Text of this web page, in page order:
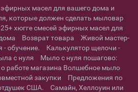
эфирных масел для вашего дома и
которые должен сделать мыловар
25+ хюгге смесей эфирных масел для
Возврат товара
Живой мастер-
- обучение.
Калькулятор щелочи -
с нуля
Мыло с нуля пошагово:
работе магазина Волшебное мыло
закупки
Предложения по
США.
Самайн, Хеллоуин или